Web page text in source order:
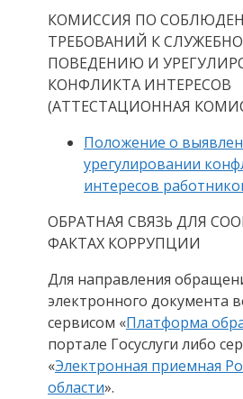
КОМИССИЯ ПО
ТРЕБОВАНИЙ К
ПОВЕДЕНИЮ И
КОНФЛИКТА ИНТЕРЕСОВ
(АТТЕСТАЦИОННАЯ
Положение о
урегулировании
интересов
ОБРАТНАЯ СВЯЗЬ ДЛЯ
ФАКТАХ КОРРУПЦИИ
Для направления
электронного документа
сервисом «Платформа
портале Госуслуги либо
«Электронная приемная
области».